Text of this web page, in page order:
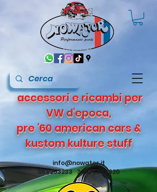
info@nowater.it
051/253233 347/4495820
accessori e ricambi per
VW d'epoca,
pre '60 american cars &
kustom kulture stuff